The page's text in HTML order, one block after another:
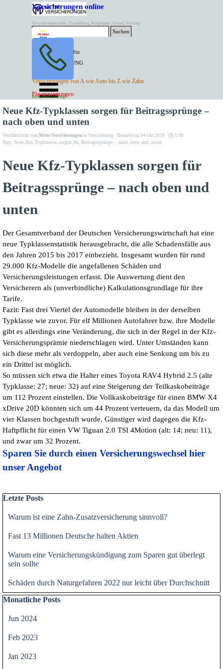
Direkt zum Seiteninhalt
Versicherungen online
Versicherungsmakler, Trendelburg, Hofgeismar, Kassel, Warburg
BESTER PREIS für
SPITZEN LEISTUNG
ANGEBOTE
Versicherungen von A wie Auto bis Z wie Zahn
Kontakt Tel. 05671/7799991
Mette Versicherungen
Suchen
Versicherungen
Finanzierungen
Rentenversicherung
Menü überspringen
Neue Kfz-Typklassen sorgen für Beitragssprünge –
nach oben und unten
Veröffentlicht von Mette Versicherungen in Versicherung · Donnerstag 04 Okt 2018 ·
1:00
Tags: Neue, Kfz, Typklassen, sorgen, für, Beitragssprünge, –, nach, oben, und , unten
Neue Kfz-Typklassen sorgen für
Beitragssprünge – nach oben und
unten
Der Gesamtverband der Deutschen Versicherungswirtschaft hat eine
neue Typklassenstatistik herausgebracht, die alle Schadensfälle aus
den Jahren 2015 bis 2017 einbezieht. Insgesamt wurden für rund
29.000 Kfz-Modelle die angefallenen Schäden und
Versicherungsleistungen erfasst. Die Auswertung dient den
Versicherern als (unverbindliche) Kalkulationsgrundlage für ihre
Tarife.
Fazit: Fast drei Viertel der Automodelle bleiben in der derselben
Typklasse wie zuvor. Für elf Millionen Autofahrer bzw. ihre Modelle
gibt es allerdings eine Veränderung, die sich in der Regel in der Kfz-
Versicherungsprämie niederschlagen wird. Unter Umständen kann
sich diese mehr als verdoppeln, aber auch eine Senkung um bis zu
ein Drittel ist möglich.
So müssen sich etwa die Halter eines Toyota RAV4 Hybrid 2.5 (alte
Typklasse: 27; neue: 32) auf eine Steigerung der Teilkaskobeiträge
um 112 Prozent einstellen. Die Vollkaskobeiträge für einen BMW X4
xDrive 20D könnten sich um 44 Prozent verteuern, da das Modell um
vier Klassen hochgestuft wurde. Günstiger wird dagegen die Kfz-
Haftpflicht für einen VW Tiguan 2.0 TSI 4Motion (alt: 14; neu: 11),
und zwar um 32 Prozent.
Sparen Sie durch einen Versicherungswechsel hier
unser Angebot
Block überspringen Letzte Posts
Letzte Posts
Warum ist eine Zahn-Zusatzversicherung sinnvoll?
Fast 13 Millionen Deutsche halten Aktien
Warum eine Versicherungskündigung zum Sparen gut überlegt
sein sollte
Schäden durch Naturgefahren 2022 nur leicht über Durchschnitt
Block überspringen Monatliche Posts
Monatliche Posts
Jun 2024
Feb 2023
Jan 2023